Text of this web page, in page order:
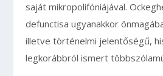
saját mikropolifóniájával.
defunctisa ugyanakkor
illetve történelmi jelentőségű,
legkorábbról ismert